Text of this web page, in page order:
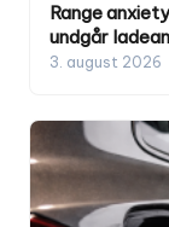
Range
undgår
3. august 2026